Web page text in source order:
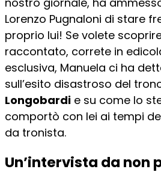
Lorenzo Pugnaloni di stare
proprio lui! Se volete
raccontato, correte in
esclusiva, Manuela ci ha
sull’esito disastroso del
Longobardi e su come lo
comportò con lei ai tempi
da tronista.
Un’intervista da non